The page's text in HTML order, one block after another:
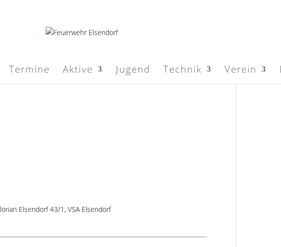
Termine Aktive Jugend Technik Verein
Elsendorf 43/1 , VSA Elsendorf